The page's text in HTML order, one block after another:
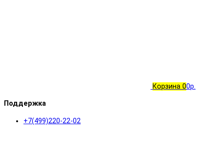
Корзина 00р.
Поддержка
+7(499)220-22-02